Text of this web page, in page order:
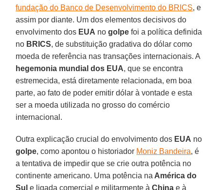
fundação do Banco de Desenvolvimento do BRICS, e
assim por diante. Um dos elementos decisivos do
envolvimento dos EUA nogolpe foi a política definida
no BRICS, de substituição gradativa do dólar como
moeda de referência nas transações internacionais. A
hegemonia mundial dos EUA, que se encontra
estremecida, está diretamente relacionada, em boa
parte, ao fato de poder emitir dólar à vontade e esta
ser a moeda utilizada no grosso do comércio
internacional.
Outra explicação crucial do envolvimento dos EUA no
golpe, como apontou o historiador Moniz Bandeira, é
a tentativa de impedir que se crie outra potência no
continente americano. Uma potência na América do
Sul e ligada comercial e militarmente àChina e à